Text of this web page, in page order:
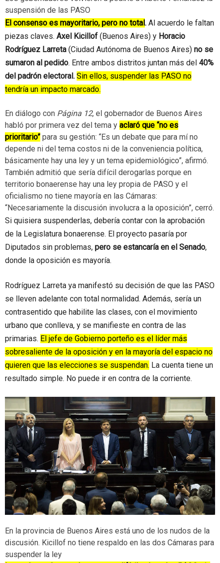
suspensión de las PASO
El consenso es mayoritario, pero no total. Al acuerdo le faltan
piezas claves. Axel Kicillof (Buenos Aires) y Horacio
Rodríguez Larreta (Ciudad Autónoma de Buenos Aires) no se
sumaron al pedido. Entre ambos distritos juntan más del 40%
del padrón electoral. Sin ellos, suspender las PASO no
tendría un impacto marcado.
En diálogo con Página 12, el gobernador de Buenos Aires
habló por primera vez del tema y aclaró que “no es
prioritario” para su gestión: “Es un debate que para mí no
depende ni del tema costos ni de la conveniencia política,
básicamente hay una ley y un tema epidemiológico”, afirmó.
También admitió que sería difícil derogarlas porque en
territorio bonaerense hay una ley propia de PASO y el
oficialismo no tiene mayoría en las Cámaras:
“Necesariamente la discusión involucra a la oposición”, cerró.
Si quisiera suspenderlas, debería contar con la aprobación
de la Legislatura bonaerense. El proyecto pasaría por
Diputados sin problemas, pero se estancaría en el Senado,
donde la oposición es mayoría.
Rodríguez Larreta ya manifestó su decisión de que las PASO
se lleven adelante con total normalidad. Además, sería un
contrasentido que habilite las clases, con el movimiento
urbano que conlleva, y se manifieste en contra de las
primarias. El jefe de Gobierno porteño es el líder más
sobresaliente de la oposición y en la mayoría del espacio no
quieren que las elecciones se suspendan. La cuenta tiene un
resultado simple. No puede ir en contra de la corriente.
En la provincia de Buenos Aires está uno de los nudos de la
discusión. Kicillof no tiene respaldo en las dos Cámaras para
suspender la ley